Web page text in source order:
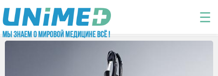
Перейти к основному содержанию
☰